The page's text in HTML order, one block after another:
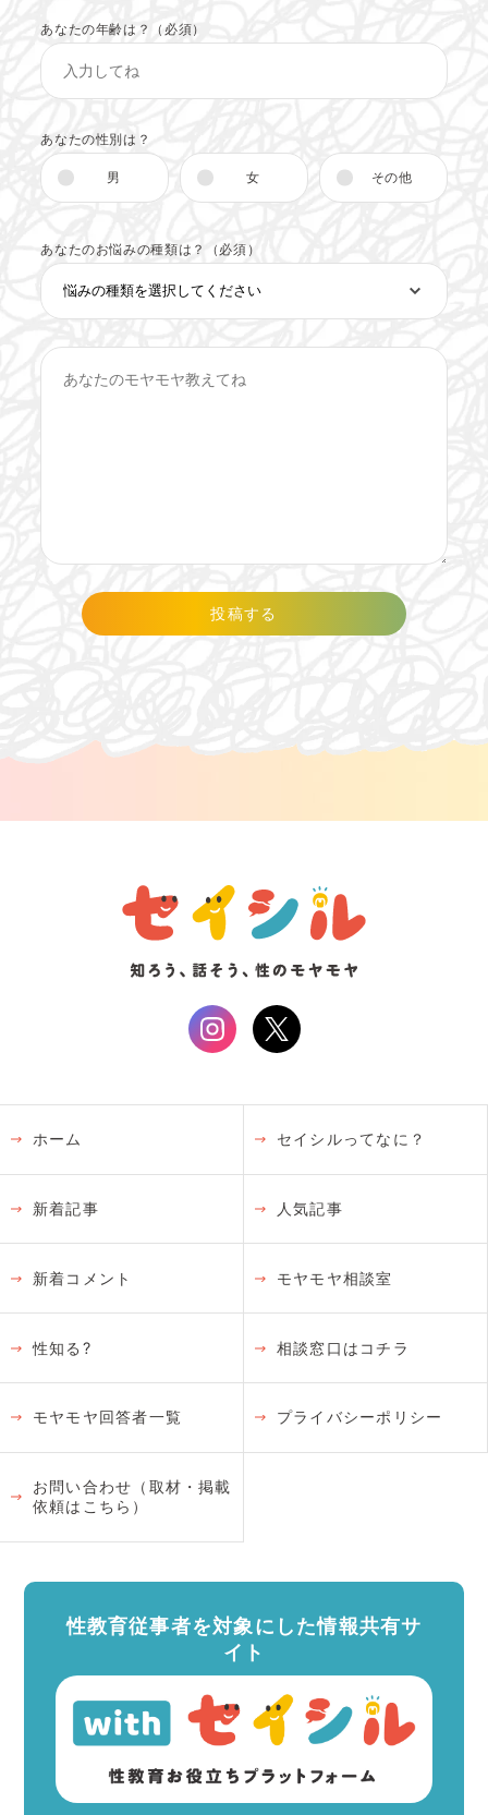
あなたの年齢は？（必須）
あなたの性別は？
男 女 その他
あなたのお悩みの種類は？（必須）
ホーム セイシルってなに？
新着記事 人気記事
新着コメント モヤモヤ相談室
性知る? 相談窓口はコチラ
モヤモヤ回答者一覧 プライバシーポリシー
お問い合わせ（取材・掲載
依頼はこちら）
性教育従事者を対象にした情報共有サ
イト